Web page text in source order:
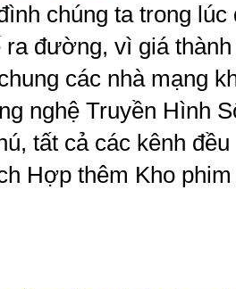
chúng ta trong lúc
ra đường, vì giá
các nhà mạng
nghệ Truyền Hình
tất cả các kênh
Hợp thêm Kho